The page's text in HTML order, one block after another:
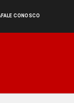
FALE CONOSCO